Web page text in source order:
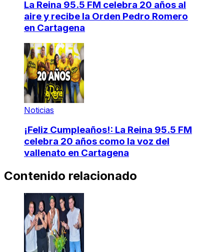
La Reina 95.5 FM celebra 20 años al
aire y recibe la Orden Pedro Romero
en Cartagena
Noticias
¡Feliz Cumpleaños!: La Reina 95.5 FM
celebra 20 años como la voz del
vallenato en Cartagena
Contenido relacionado